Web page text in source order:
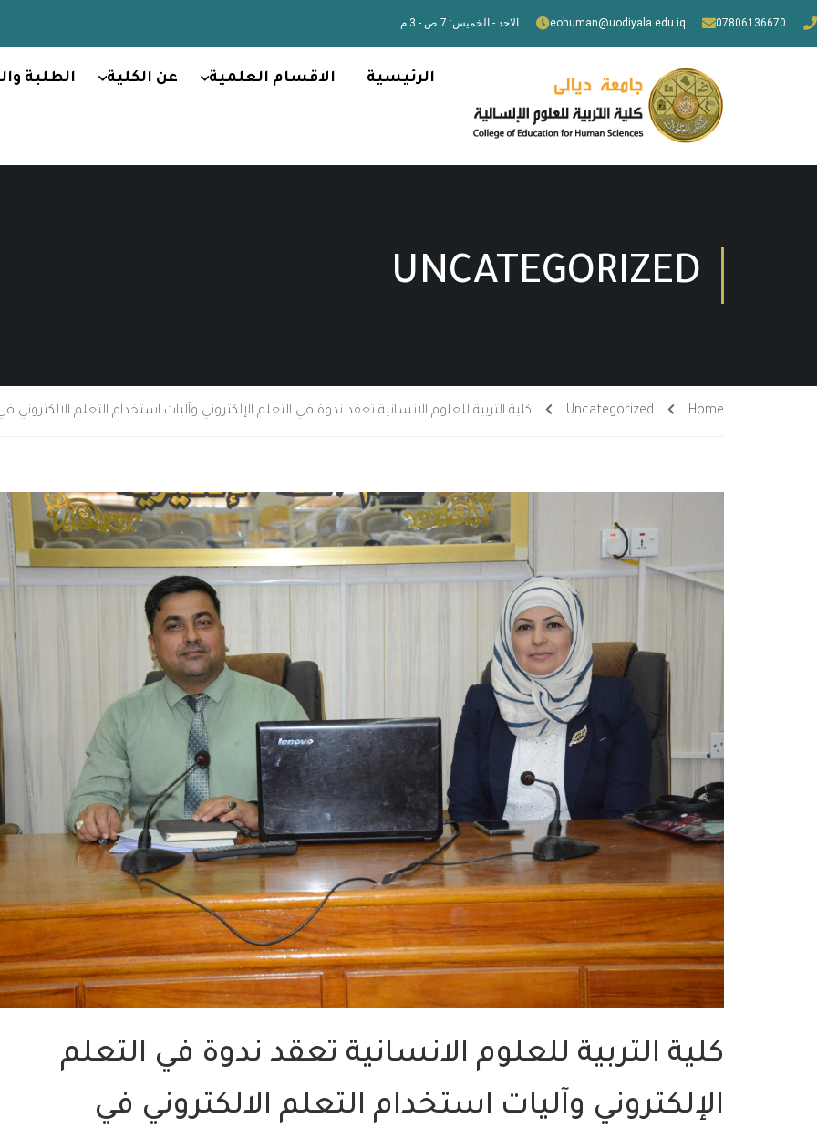
07806136670
eohuman@uodiyala.edu.iq الاحد - الخميس: 7 ص - 3 م
الرئيسية الاقسام العلمية عن الكلية الطلبة
UNCATEGORIZED
Home
Uncategorized كلية التربية للعلوم الانسانية تعقد ندوة في التعلم الإلكتروني وآليات استخدام التعلم
كلية التربية للعلوم الانسانية تعقد ندوة في التعلم
الإلكتروني وآليات استخدام التعلم الالكتروني في